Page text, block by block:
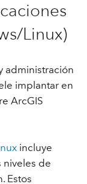
Linux)
administración
implantar en
ArcGIS
incluye
niveles de
Estos